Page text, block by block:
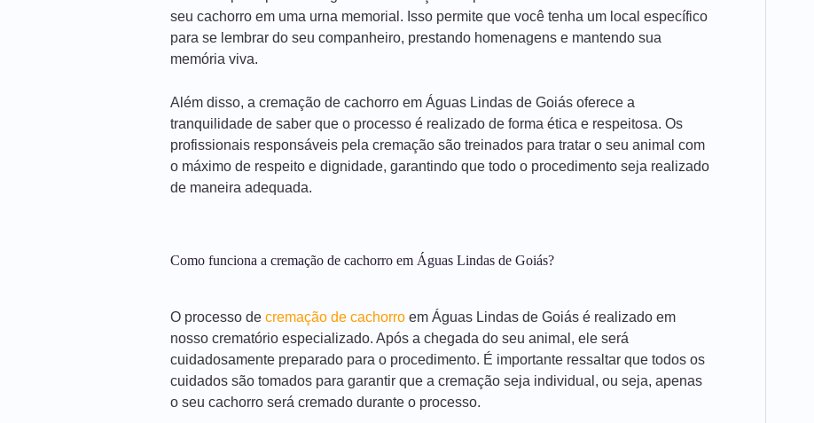
seu cachorro em uma urna memorial. Isso permite que você tenha um local específico
para se lembrar do seu companheiro, prestando homenagens e mantendo sua
memória viva.
Além disso, a cremação de cachorro em Águas Lindas de Goiás oferece a
tranquilidade de saber que o processo é realizado de forma ética e respeitosa. Os
profissionais responsáveis pela cremação são treinados para tratar o seu animal com
o máximo de respeito e dignidade, garantindo que todo o procedimento seja realizado
de maneira adequada.
Como funciona a cremação de cachorro em Águas Lindas de Goiás?
O processo de cremação de cachorro em Águas Lindas de Goiás é realizado em
nosso crematório especializado. Após a chegada do seu animal, ele será
cuidadosamente preparado para o procedimento. É importante ressaltar que todos os
cuidados são tomados para garantir que a cremação seja individual, ou seja, apenas
o seu cachorro será cremado durante o processo.